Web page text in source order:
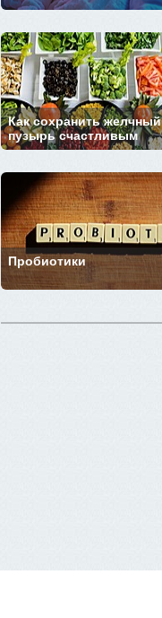
Как сохранить желчный
пузырь счастливым
Пробиотики